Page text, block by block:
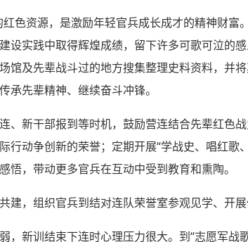
色资源，是激励年轻官兵成长成才的精神财富
设实践中取得辉煌成绩，留下许多可歌可泣的
馆及先辈战斗过的地方搜集整理史料资料，并
承先辈精神、继续奋斗冲锋。
、新干部报到等时机，鼓励营连结合先辈红色战
行动争创新的荣誉；定期开展“学战史、唱红歌
悟，带动更多官兵在互动中受到教育和熏陶。
建，组织官兵到结对连队荣誉室参观见学、开
，新训结束下连时心理压力很大。到“志愿军战